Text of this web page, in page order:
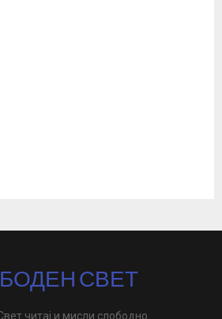
СВЕТ
читај и мисли слободно